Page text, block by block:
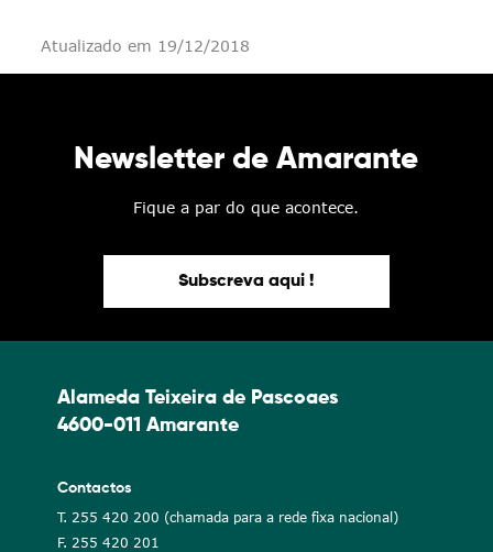
Atualizado em 19/12/2018
Newsletter de Amarante
Fique a par do que acontece.
Subscreva aqui !
Alameda Teixeira de Pascoaes
4600-011 Amarante
Contactos
T. 255 420 200 (chamada para a rede fixa nacional)
F. 255 420 201